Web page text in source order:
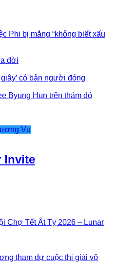
Phi bị mắng “không biết xấu
đời
có bản người đóng
Byung Hun trên thảm đỏ
Vụ
Invite
Chợ Tết Ất Tỵ 2026 – Lunar
tham dự cuộc thi giải vô